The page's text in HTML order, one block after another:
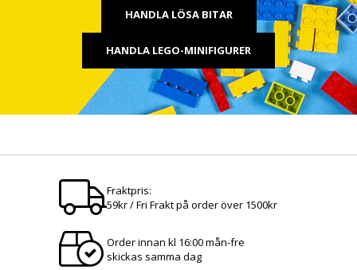
HANDLA LÖSA BITAR
HANDLA LEGO-MINIFIGURER
Fraktpris:
59kr / Fri Frakt på order över 1500kr
Order innan kl 16:00 mån-fre
skickas samma dag